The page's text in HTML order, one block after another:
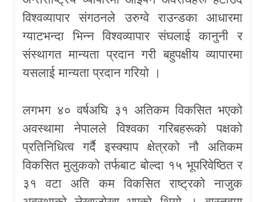
विश्वव्यापार संगठनले उरुग्वे राउन्डका आधारमा
ग्याटभन्दा भिन्न विश्वव्यापार संघलाई कानुनी र
संस्थागत मान्यता प्रदान गरी बहुपक्षीय व्यापारमा
यसलाई मान्यता प्रदान गरियो ।
लगभग ४० वर्षअघि ३१ अतिकम विकसित भएको
अवस्थामा नेपालले विश्वका गरिबहरूको पक्षको
प्रतिनिधित्व गर्दै इस्क्याप क्षेत्रको नौ अतिकम
विकसित मुलुकको तर्फबाट बोल्दा १५ भूपरिवेष्ठित र
३१ वटा अति कम विकसित राष्ट्रको नाजुक